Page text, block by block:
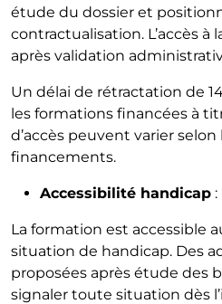
étude du dossier et
contractualisation. L’accès
après validation
Un délai de rétractation de
les formations financées à
d’accès peuvent varier
financements.
Accessibilité handicap :
La formation est accessible
situation de handicap. Des
proposées après étude des
signaler toute situation dès